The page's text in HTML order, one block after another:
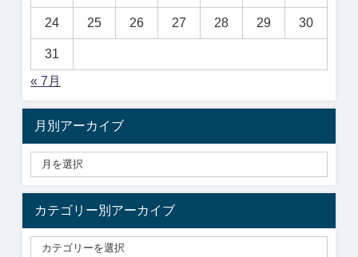
24 25 26 27 28 29 30
31
« 7月
月別アーカイブ
カテゴリー別アーカイブ